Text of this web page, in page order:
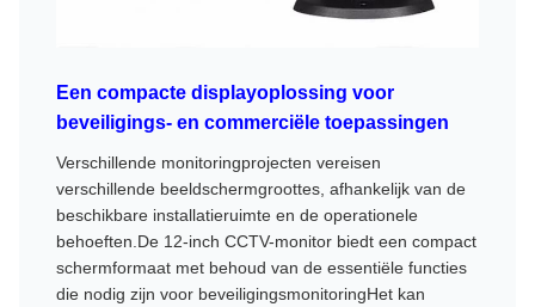
Een compacte displayoplossing voor
beveiligings- en commerciële toepassingen
Verschillende monitoringprojecten vereisen
verschillende beeldschermgroottes, afhankelijk van de
beschikbare installatieruimte en de operationele
behoeften.De 12-inch CCTV-monitor biedt een compact
schermformaat met behoud van de essentiële functies
die nodig zijn voor beveiligingsmonitoringHet kan